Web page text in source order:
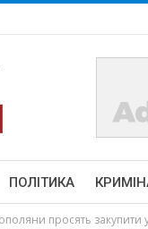
ПОЛІТИКА
просять закупити